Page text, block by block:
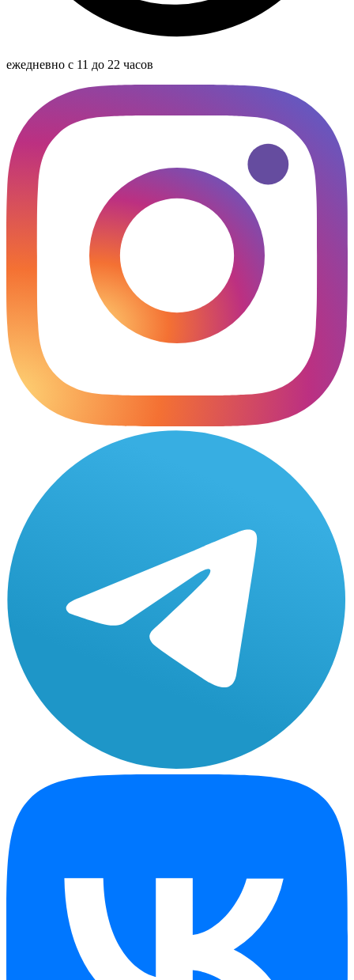
ежедневно с 11 до 22 часов